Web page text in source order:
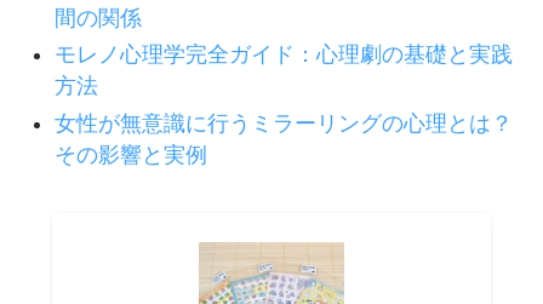
間の関係
モレノ心理学完全ガイド：心理劇の基礎と実践
方法
女性が無意識に行うミラーリングの心理とは？
その影響と実例